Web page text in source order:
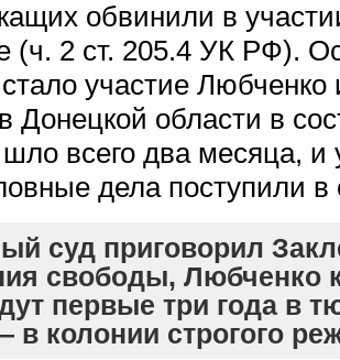
обвинили в
(ч. 2 ст. 205.4 УК РФ).
участие
Донецкой области в
всего два месяца,
дела поступили в
суд приговорил
свободы, Любченко
первые три года в
в колонии строгого